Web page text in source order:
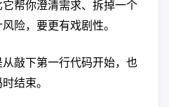
帮你澄清需求、拆掉一个
险，要更有戏剧性。
敲下第一行代码开始，也
结束。